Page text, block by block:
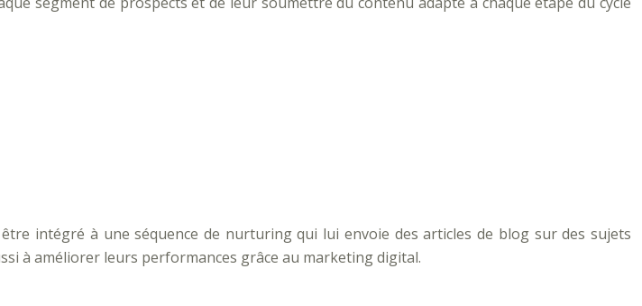
intégré à une séquence de nurturing qui lui envoie des articles de blog sur des sujets
à améliorer leurs performances grâce au marketing digital.